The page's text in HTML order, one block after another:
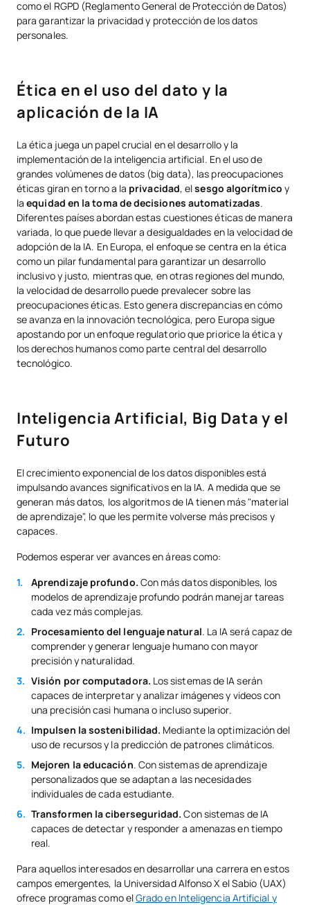
como el RGPD (Reglamento General de Protección de Datos)
para garantizar la privacidad y protección de los datos
personales.
Ética en el uso del dato y la
aplicación de la IA
La ética juega un papel crucial en el desarrollo y la
implementación de la inteligencia artificial. En el uso de
grandes volúmenes de datos (big data), las preocupaciones
éticas giran en torno a la privacidad, elsesgo algorítmico y
laequidad en la toma de decisiones automatizadas.
Diferentes países abordan estas cuestiones éticas de manera
variada, lo que puede llevar a desigualdades en la velocidad de
adopción de la IA. En Europa, el enfoque se centra en la ética
como un pilar fundamental para garantizar un desarrollo
inclusivo y justo, mientras que, en otras regiones del mundo,
la velocidad de desarrollo puede prevalecer sobre las
preocupaciones éticas. Esto genera discrepancias en cómo
se avanza en la innovación tecnológica, pero Europa sigue
apostando por un enfoque regulatorio que priorice la ética y
los derechos humanos como parte central del desarrollo
tecnológico.
Inteligencia Artificial, Big Data y el
Futuro
El crecimiento exponencial de los datos disponibles está
impulsando avances significativos en la IA. A medida que se
generan más datos, los algoritmos de IA tienen más "material
de aprendizaje", lo que les permite volverse más precisos y
capaces.
Podemos esperar ver avances en áreas como:
Aprendizaje profundo. Con más datos disponibles, los
modelos de aprendizaje profundo podrán manejar tareas
cada vez más complejas.
Procesamiento del lenguaje natural. La IA será capaz de
comprender y generar lenguaje humano con mayor
precisión y naturalidad.
Visión por computadora. Los sistemas de IA serán
capaces de interpretar y analizar imágenes y videos con
una precisión casi humana o incluso superior.
Impulsen la sostenibilidad. Mediante la optimización del
uso de recursos y la predicción de patrones climáticos.
Mejoren la educación. Con sistemas de aprendizaje
personalizados que se adaptan a las necesidades
individuales de cada estudiante.
Transformen la ciberseguridad. Con sistemas de IA
capaces de detectar y responder a amenazas en tiempo
real.
Para aquellos interesados en desarrollar una carrera en estos
campos emergentes, la Universidad Alfonso X el Sabio (UAX)
ofrece programas como elGrado en Inteligencia Artificial y